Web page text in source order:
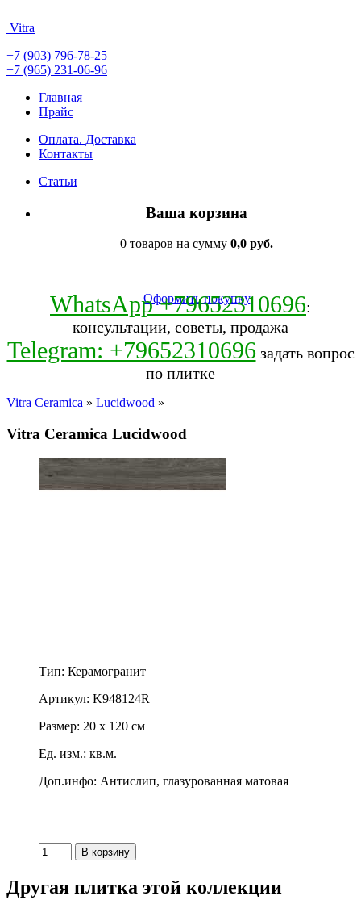
Vitra
+7 (903) 796-78-25
+7 (965) 231-06-96
Главная
Прайс
Оплата. Доставка
Контакты
Статьи
Ваша корзина
0 товаров на сумму 0,0 руб.
Оформить покупку
WhatsApp +79652310696:
консультации, советы, продажа
Telegram: +79652310696 задать вопрос
по плитке
Vitra Ceramica » Lucidwood »
Vitra Ceramica Lucidwood
Тип: Керамогранит
Артикул: K948124R
Размер: 20 x 120 см
Ед. изм.: кв.м.
Доп.инфо: Антислип, глазурованная матовая
Другая плитка этой коллекции